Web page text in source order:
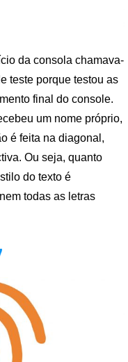
da consola chamava-
teste porque testou as
final do console.
um nome próprio,
é feita na diagonal,
Ou seja, quanto
do texto é
todas as letras